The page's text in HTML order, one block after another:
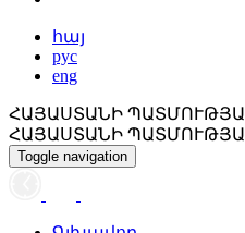
հայ
рус
eng
ՀԱՅԱՍՏԱՆԻ
ՀԱՅԱՍՏԱՆԻ
Toggle navigation